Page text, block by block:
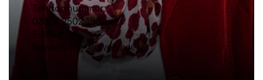
Telefonnummer:
03874 2502 183
E-Mail:
bewerbung@lewens.de